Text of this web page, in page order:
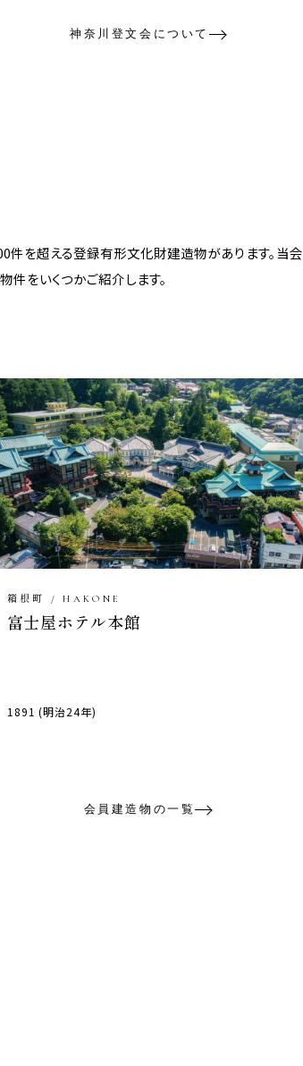
神奈川登文会について
件を超える登録有形文化財建造物があります。当
件をいくつかご紹介します。
箱根町 / HAKONE
富士屋ホテル本館
1891 (明治24年)
会員建造物の一覧